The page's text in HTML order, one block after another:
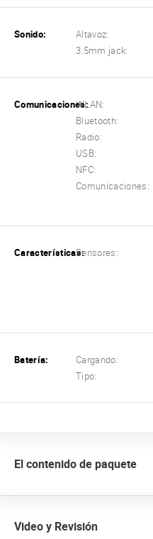
Sonido: Altavoz:
3.5mm jack:
Comunicaciones:WLAN:
Bluetooth:
Radio:
USB:
NFC:
Comunicaciones:
Características:Sensores:
Batería: Cargando:
Tipo:
El contenido de paquete
Video y Revisión